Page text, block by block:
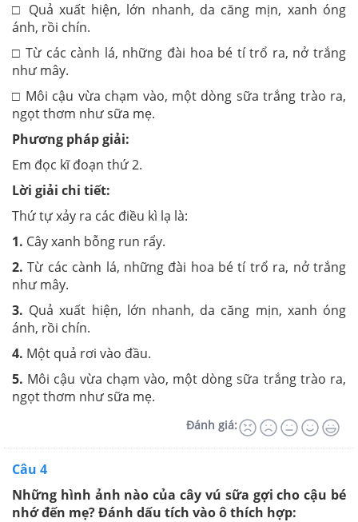
□ Quả xuất hiện, lớn nhanh, da căng mịn, xanh óng
ánh, rồi chín.
□ Từ các cành lá, những đài hoa bé tí trổ ra, nở trắng
như mây.
□ Môi cậu vừa chạm vào, một dòng sữa trắng trào ra,
ngọt thơm như sữa mẹ.
Phương pháp giải:
Em đọc kĩ đoạn thứ 2.
Lời giải chi tiết:
Thứ tự xảy ra các điều kì lạ là:
1. Cây xanh bỗng run rẩy.
2.Từ các cành lá, những đài hoa bé tí trổ ra, nở trắng
như mây.
3. Quả xuất hiện, lớn nhanh, da căng mịn, xanh óng
ánh, rồi chín.
4. Một quả rơi vào đầu.
5. Môi cậu vừa chạm vào, một dòng sữa trắng trào ra,
ngọt thơm như sữa mẹ.
Đánh giá:
Câu 4
Những hình ảnh nào của cây vú sữa gợi cho cậu bé
nhớ đến mẹ? Đánh dấu tích vào ô thích hợp: